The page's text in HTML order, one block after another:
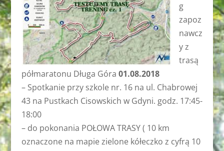
g
zapoz
nawcz
y z
trasą
półmaratonu Długa Góra 01.08.2018
– Spotkanie przy szkole nr. 16 na ul. Chabrowej
43 na Pustkach Cisowskich w Gdyni. godz. 17:45-
18:00
– do pokonania POŁOWA TRASY ( 10 km
oznaczone na mapie zielone kółeczko z cyfrą 10